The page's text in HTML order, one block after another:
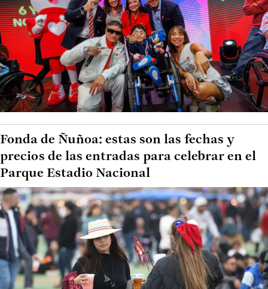
Fonda de Ñuñoa: estas son las fechas y
precios de las entradas para celebrar en el
Parque Estadio Nacional